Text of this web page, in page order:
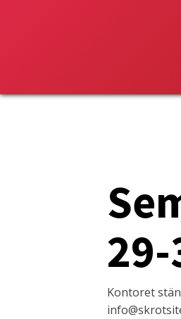
29-
Kontoret